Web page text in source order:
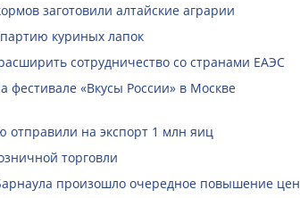
заготовили алтайские аграрии
куриных лапок
сотрудничество со странами ЕАЭС
фестивале «Вкусы России» в Москве
отправили на экспорт 1 млн яиц
торговли
произошло очередное повышение цен